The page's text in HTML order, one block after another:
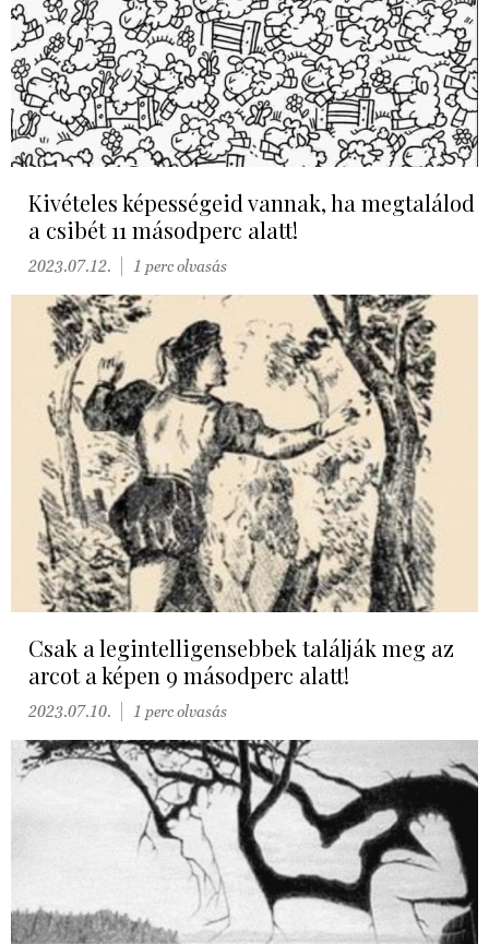
Kivételes képességeid vannak, ha megtalálod
a csibét 11 másodperc alatt!
2023.07.12. 1 perc olvasás
Csak a legintelligensebbek találják meg az
arcot a képen 9 másodperc alatt!
2023.07.10. 1 perc olvasás